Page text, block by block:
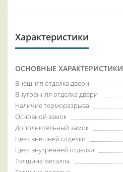
Характеристики
ОСНОВНЫЕ ХАРАКТЕРИСТИКИ
Внешняя отделка двери
Внутренняя отделка двери
Наличие терморазрыва
Основной замок
Дополнительный замок
Цвет внешней отделки
Цвет внутренней отделки
Толщина металла